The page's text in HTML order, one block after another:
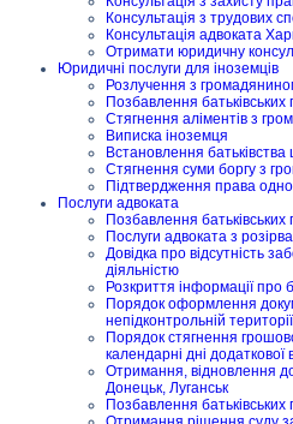
Консультація з трудових
Консультація адвоката
Отримати юридичну
Юридичні послуги для іноземців
Розлучення з
Позбавлення
Стягнення аліментів з
Виписка іноземця
Встановлення
Стягнення суми боргу з
Підтвердження права
Послуги адвоката
Позбавлення
Послуги адвоката з
Довідка про відсутність
діяльністю
Розкриття інформації про
Порядок оформлення
непідконтрольній території
Порядок стягнення
календарні дні додаткової
Отримання, відновлення
Донецьк, Луганськ
Позбавлення